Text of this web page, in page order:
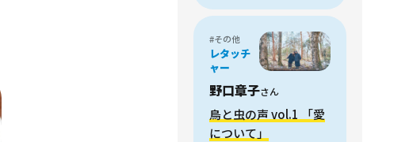
#その他
レタッチ
ャー
野口章子さん
鳥と虫の声 vol.1 「愛
について」